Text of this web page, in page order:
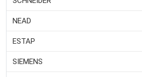
NEAD
ESTAP
SIEMENS